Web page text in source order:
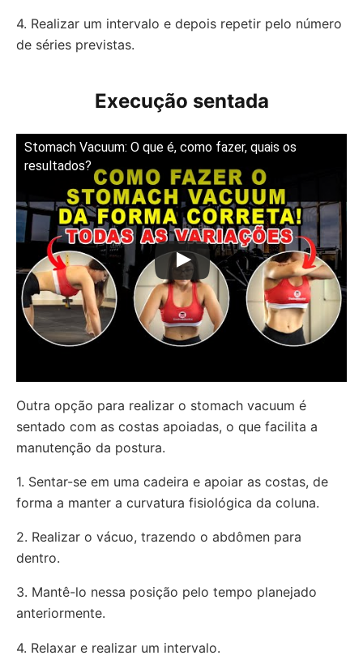
4. Realizar um intervalo e depois repetir pelo número
de séries previstas.
Execução sentada
Stomach Vacuum: O que é, como fazer, quais os
resultados?
Outra opção para realizar o stomach vacuum é
sentado com as costas apoiadas, o que facilita a
manutenção da postura.
1. Sentar-se em uma cadeira e apoiar as costas, de
forma a manter a curvatura fisiológica da coluna.
2. Realizar o vácuo, trazendo o abdômen para
dentro.
3. Mantê-lo nessa posição pelo tempo planejado
anteriormente.
4. Relaxar e realizar um intervalo.